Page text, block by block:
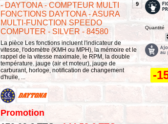
9
- DAYTONA - COMPTEUR MULTI
FONCTIONS DAYTONA - ASURA
MULTI-FUNCTION SPEEDO
COMPUTER - SILVER - 84580
La pièce Les fonctions incluent l'indicateur de
vitesse, l'odomètre (KMH ou MPH), la mémoire et le
rappel de la vitesse maximale, le RPM, la double
température. jauge (air et moteur), jauge de
carburant, horloge, notification de changement
d'huile, ...
Promotion
Quantité
-